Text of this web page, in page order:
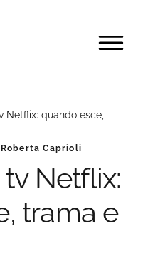
MENU
Netflix: quando esce,
Roberta Caprioli
tv Netflix:
trama e